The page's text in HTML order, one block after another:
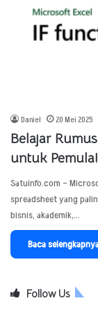
Daniel 20 Mei 2025
Belajar
untuk Pemula!
Satuinfo.com –
spreadsheet yang
bisnis, akademik,…
Baca
Follow Us